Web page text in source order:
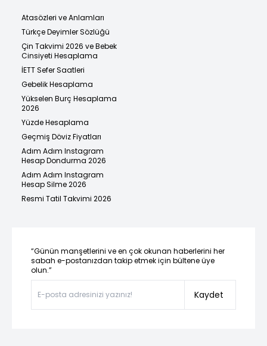
Atasözleri ve Anlamları
Türkçe Deyimler Sözlüğü
Çin Takvimi 2026 ve Bebek
Cinsiyeti Hesaplama
İETT Sefer Saatleri
Gebelik Hesaplama
Yükselen Burç Hesaplama
2026
Yüzde Hesaplama
Geçmiş Döviz Fiyatları
Adım Adım Instagram
Hesap Dondurma 2026
Adım Adım Instagram
Hesap Silme 2026
Resmi Tatil Takvimi 2026
“Günün manşetlerini ve en çok okunan haberlerini her
sabah e-postanızdan takip etmek için bültene üye
olun.”
Kaydet